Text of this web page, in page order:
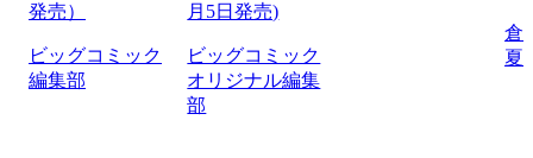
発売）
ビッグコミック
編集部
月5日発売)
ビッグコミック
オリジナル編集
部
倉
夏